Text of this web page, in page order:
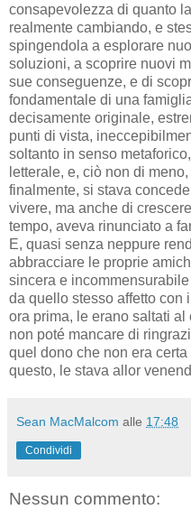
consapevolezza di quanto
realmente cambiando, e
spingendola a esplorare
soluzioni, a scoprire nuovi
sue conseguenze, e di
fondamentale di una
decisamente originale,
punti di vista,
soltanto in senso
letterale, e, ciò non di
finalmente, si stava
vivere, ma anche di
tempo, aveva rinunciato a
E, quasi senza neppure
abbracciare le proprie
sincera e
da quello stesso affetto con
ora prima, le erano saltati
non poté mancare di
quel dono che non era
questo, le stava allor
Sean MacMalcom alle 17:48
Condividi
Nessun commento: